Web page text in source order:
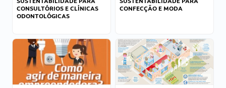
CONSULTÓRIOS E CLÍNICAS
ODONTOLÓGICAS
CONFECÇÃO E MODA